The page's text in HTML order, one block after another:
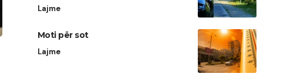
Lajme
Moti për sot
Lajme